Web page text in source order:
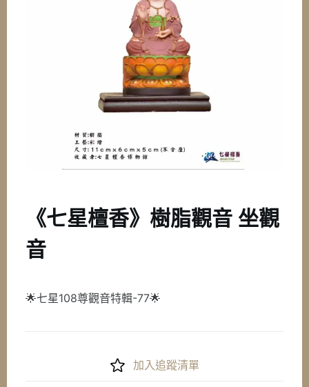
《七星檀香》樹脂觀音 坐觀
音
🌟七星108尊觀音特輯-77🌟
加入追蹤清單